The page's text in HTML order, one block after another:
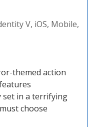
V, iOS, Mobile,
themed action
set in a terrifying
choose